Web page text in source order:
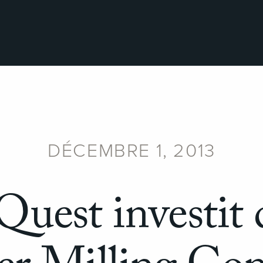
DÉCEMBRE 1, 2013
investit